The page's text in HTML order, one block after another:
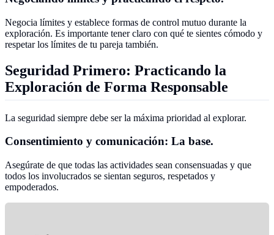
Negocia límites y establece formas de control mutuo durante la
exploración. Es importante tener claro con qué te sientes cómodo y
respetar los límites de tu pareja también.
Seguridad Primero: Practicando la
Exploración de Forma Responsable
La seguridad siempre debe ser la máxima prioridad al explorar.
Consentimiento y comunicación: La base.
Asegúrate de que todas las actividades sean consensuadas y que
todos los involucrados se sientan seguros, respetados y
empoderados.